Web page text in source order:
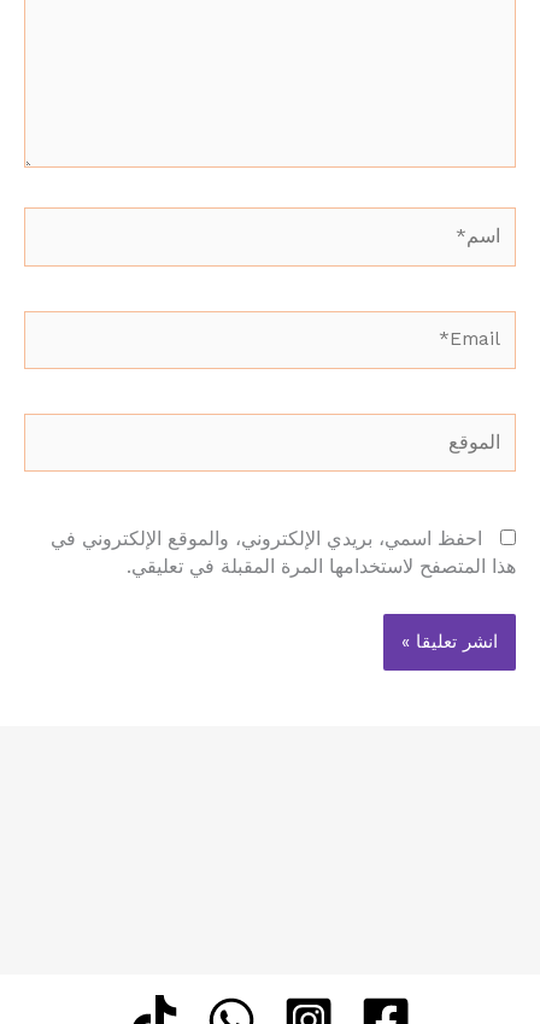
احفظ اسمي، بريدي الإلكتروني، والموقع الإلكتروني في
هذا المتصفح لاستخدامها المرة المقبلة في تعليقي.